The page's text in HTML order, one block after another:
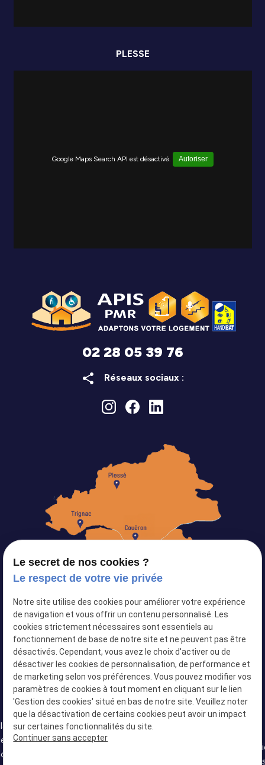
PLESSE
Google Maps Search API est désactivé. Autoriser
02 28 05 39 76
share Réseaux sociaux :
Siret : 82103434500024
Plan du site
Mentions légales
Politique de confidentialité
Gestion des cookies
à
Installation
Installation de
Installation
douche
Le secret de nos cookies ?
Le respect de votre vie privée
Notre site utilise des cookies pour améliorer votre expérience
de navigation et vous offrir un contenu personnalisé. Les
cookies strictement nécessaires sont essentiels au
fonctionnement de base de notre site et ne peuvent pas être
désactivés. Cependant, vous avez le choix d'activer ou de
désactiver les cookies de personnalisation, de performance et
de marketing selon vos préférences. Vous pouvez modifier vos
paramètres de cookies à tout moment en cliquant sur le lien
'Gestion des cookies' situé en bas de notre site. Veuillez noter
que la désactivation de certains cookies peut avoir un impact
sur certaines fonctionnalités du site.
Continuer sans accepter